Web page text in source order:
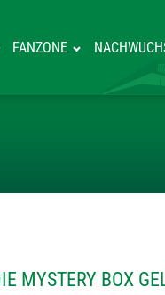
FANZONE
MYSTERY BOX